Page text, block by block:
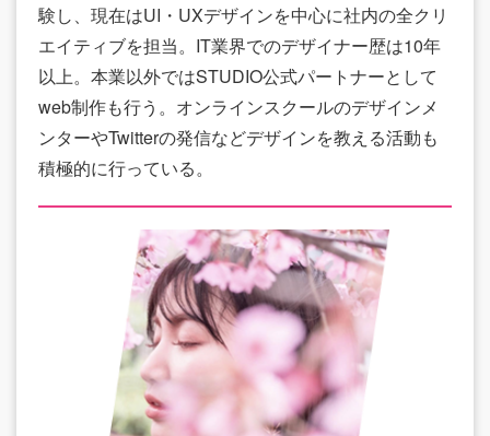
験し、現在はUI・UXデザインを中心に社内の全クリ
エイティブを担当。IT業界でのデザイナー歴は10年
以上。本業以外ではSTUDIO公式パートナーとして
web制作も行う。オンラインスクールのデザインメ
ンターやTwitterの発信などデザインを教える活動も
積極的に行っている。